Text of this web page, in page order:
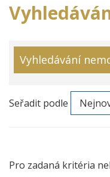
Vyhledávání
Seřadit podle
Pro zadaná kritéria